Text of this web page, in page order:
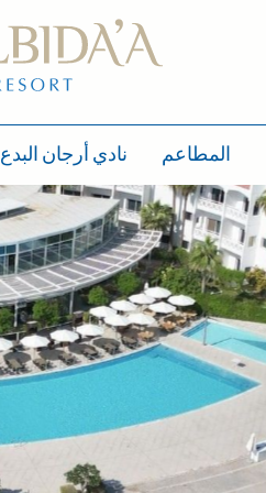
المطاعم نادي أرجان البدع